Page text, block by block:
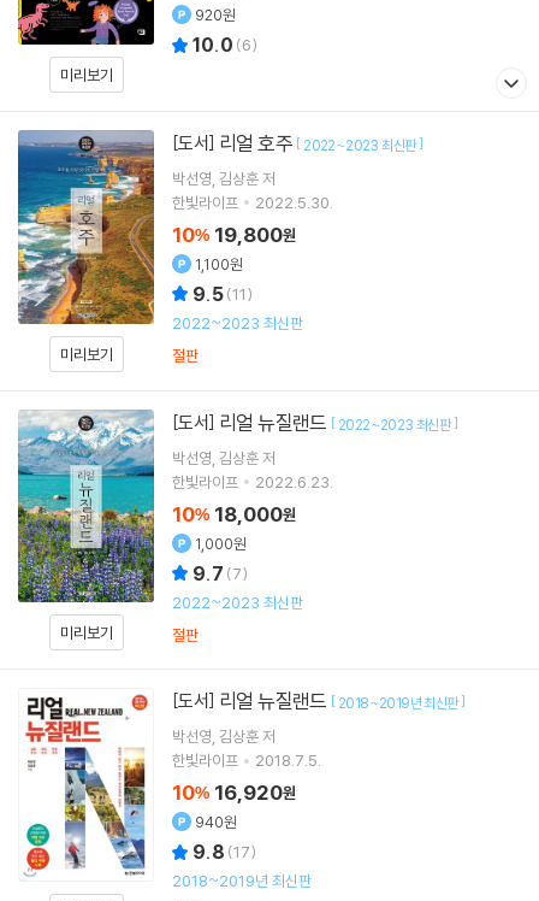
미리보기
920원
10.0 (6)
미리보기
[도서] 리얼 호주 [ 2022~2023 최신판]
박선영 김상훈저
한빛라이프
2022.5.30.
10% 19,800원
1,100원
9.5(11)
2022~2023 최신판
절판
미리보기
[도서] 리얼 뉴질랜드 [ 2022~2023 최신판]
박선영 김상훈저
한빛라이프
2022.6.23.
10% 18,000원
1,000원
9.7 (7)
2022~2023 최신판
절판
[도서] 리얼 뉴질랜드 [ 2018~2019년 최신판]
박선영 김상훈저
한빛라이프
2018.7.5.
10% 16,920원
940원
9.8 (17)
2018~2019년 최신판